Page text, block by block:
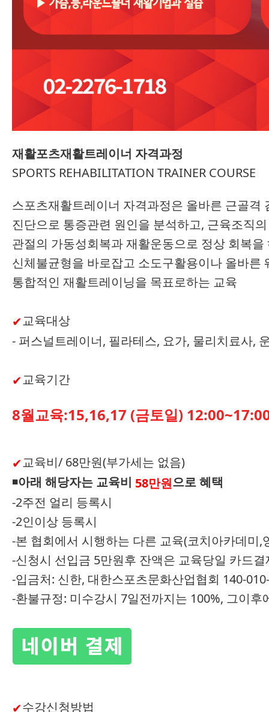
재활포츠재활트레이너 자격과정
SPORTS REHABILITATION TRAINER COURSE
스포츠재활트레이너 자격과정은 올바른 근골격
진단으로 통증관련 원인을 분석하고, 근육조직
관절의 가동성회복과재활운동으로 정상 회복을
신체불균형을 바로잡고 소도구활용이나 올바른
통합적인 재활트레이닝을 목표로하는 교육
✔교육대상
- 퍼스널트레이너, 필라테스, 요가, 물리치료사,
✔교육기간
8월교육:15,16,17 (금토일)
✔교육비/ 68만원(부가세는 없음)
◾아래 해당자는 교육비 58만원으로 혜택
-2주전 얼리 등록시
-2인이상 등록시
-본 협회에서 시행하는 다른 교육(코치아카데미,
-신청시 선입금 5만원후 잔액은 교육당일 카드결
-입금처: 신한, 대한스포츠문화산업협회 140-
-환불규정: 미수강시 7일전까지는 100%, 그이후
✔수강신청방법